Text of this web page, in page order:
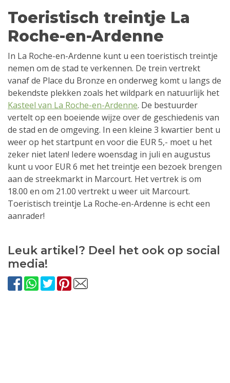
Toeristisch treintje La
Roche-en-Ardenne
In La Roche-en-Ardenne kunt u een toeristisch treintje
nemen om de stad te verkennen. De trein vertrekt
vanaf de Place du Bronze en onderweg komt u langs de
bekendste plekken zoals het wildpark en natuurlijk het
Kasteel van La Roche-en-Ardenne. De bestuurder
vertelt op een boeiende wijze over de geschiedenis van
de stad en de omgeving. In een kleine 3 kwartier bent u
weer op het startpunt en voor die EUR 5,- moet u het
zeker niet laten! Iedere woensdag in juli en augustus
kunt u voor EUR 6 met het treintje een bezoek brengen
aan de streekmarkt in Marcourt. Het vertrek is om
18.00 en om 21.00 vertrekt u weer uit Marcourt.
Toeristisch treintje La Roche-en-Ardenne is echt een
aanrader!
Leuk artikel? Deel het ook op social
media!